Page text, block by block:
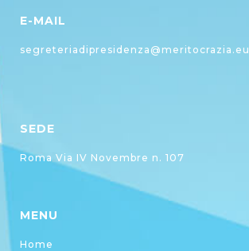
E-MAIL
segreteriadipresidenza@meritocrazia.eu
SEDE
Roma Via IV Novembre n. 107
MENU
Home